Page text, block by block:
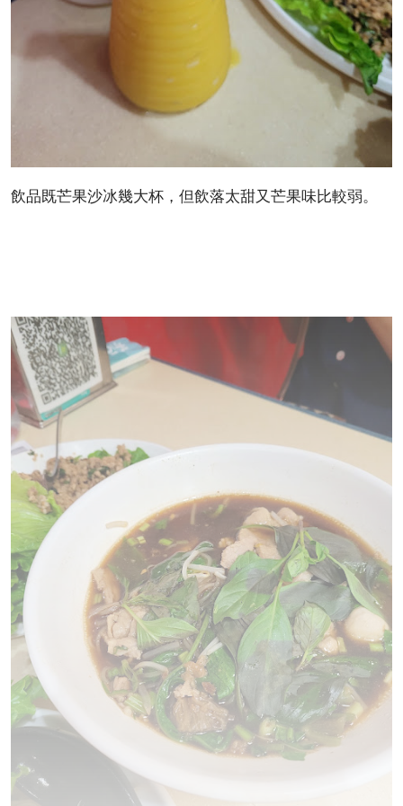
飲品既芒果沙冰幾大杯，但飲落太甜又芒果味比較弱。